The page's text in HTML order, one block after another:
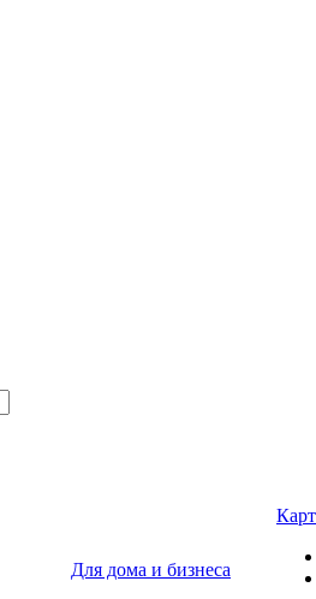
Для дома и бизнеса